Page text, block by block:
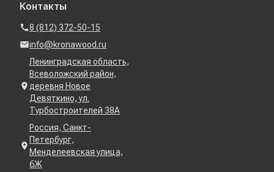
Контакты
8 (812) 372-50-15
info@kronawood.ru
Ленинградская область,
Всеволожский район,
деревня Новое
Девяткино, ул.
Турбостроителей 38А
Россия, Санкт-
Петербург,
Менделеевская улица,
6Ж